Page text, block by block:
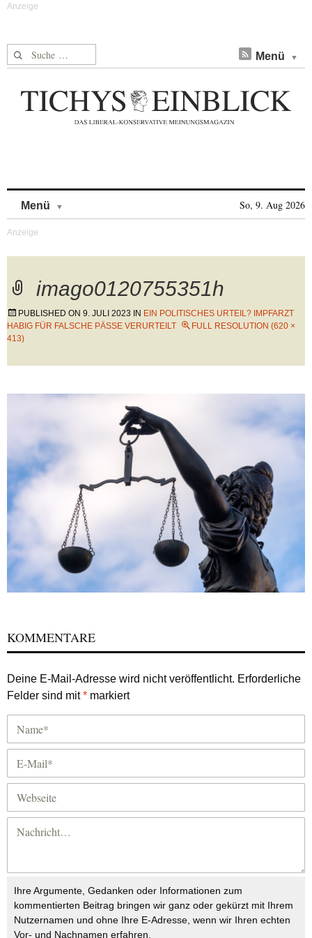
Suche nach: Menü
Menü So, 9. Aug 2026
imago0120755351h
PUBLISHED ON 9. JULI 2023 IN EIN POLITISCHES URTEIL? IMPFARZT
HABIG FÜR FALSCHE PÄSSE VERURTEILT
FULL RESOLUTION (620 ×
413)
KOMMENTARE
Deine E-Mail-Adresse wird nicht veröffentlicht. Erforderliche
Felder sind mit* markiert
Ihre Argumente, Gedanken oder Informationen zum
kommentierten Beitrag bringen wir ganz oder gekürzt mit Ihrem
Nutzernamen und ohne Ihre E-Adresse, wenn wir Ihren echten
Vor- und Nachnamen erfahren.